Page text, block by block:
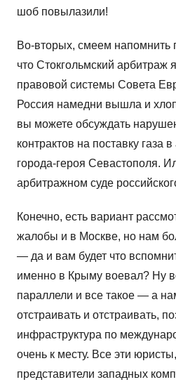
шоб повылазили!
Во-вторых, смеем напомнить
что Стокгольмский арбитраж
правовой системы Совета
Россия намедни вышла и
вы можете обсуждать
контрактов на поставку газа
города-героя Севастополя.
арбитражном суде
Конечно, есть вариант
жалобы и в Москве, но нам
— да и вам будет что
именно в Крыму воевал? Ну
параллели и все такое — а
отстраивать и отстраивать,
инфраструктура по
очень к месту. Все эти
представители западных